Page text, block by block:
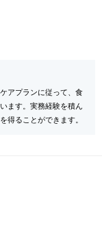
アプランに従って、食
ます。実務経験を積ん
得ることができます。